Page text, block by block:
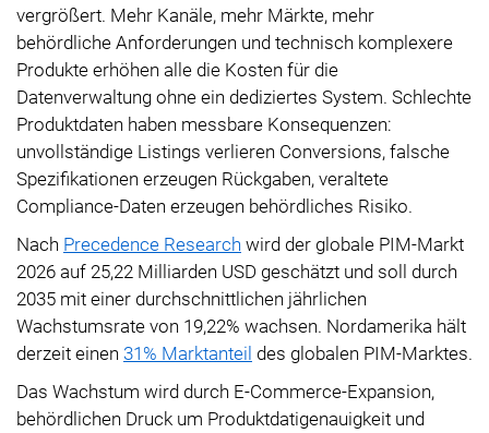
vergrößert. Mehr Kanäle, mehr Märkte, mehr
behördliche Anforderungen und technisch komplexere
Produkte erhöhen alle die Kosten für die
Datenverwaltung ohne ein dediziertes System. Schlechte
Produktdaten haben messbare Konsequenzen:
unvollständige Listings verlieren Conversions, falsche
Spezifikationen erzeugen Rückgaben, veraltete
Compliance-Daten erzeugen behördliches Risiko.
Nach Precedence Research wird der globale PIM-Markt
2026 auf 25,22 Milliarden USD geschätzt und soll durch
2035 mit einer durchschnittlichen jährlichen
Wachstumsrate von 19,22% wachsen. Nordamerika hält
derzeit einen 31% Marktanteil des globalen PIM-Marktes.
Das Wachstum wird durch E-Commerce-Expansion,
behördlichen Druck um Produktdatigenauigkeit und